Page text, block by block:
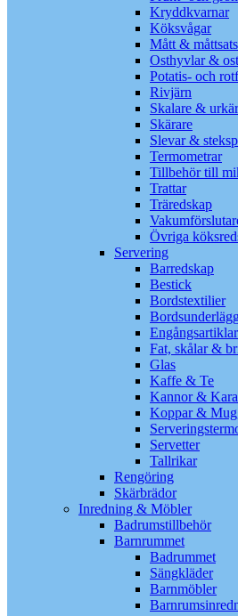
Kryddkvarnar
Köksvågar
Mått &
Osthyvlar &
Potatis- och
Rivjärn
Skalare &
Skärare
Slevar &
Termometrar
Tillbehör till
Trattar
Träredskap
Övriga
Servering
Barredskap
Bestick
Bordstextilier
Engångsartiklar
Fat, skålar &
Glas
Kaffe & Te
Kannor &
Koppar &
Servetter
Tallrikar
Rengöring
Skärbrädor
Inredning & Möbler
Badrumstillbehör
Barnrummet
Badrummet
Sängkläder
Barnmöbler